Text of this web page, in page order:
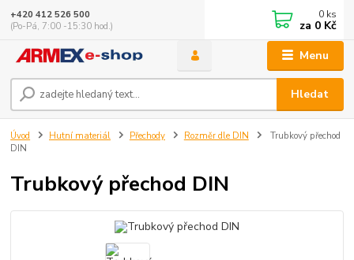
Menu
Hledat
+420 412 526 500
(Po-Pá, 7:00 -15:30 hod.)
0 ks
za 0 Kč
Úvod Hutní materiál Přechody Rozměr dle DIN
Trubkový přechod
DIN
Trubkový přechod DIN